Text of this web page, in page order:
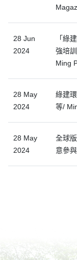
28 Jun
2024
「綠
強培
Ming
28 May
2024
綠建
等/
28 May
2024
全球
意參